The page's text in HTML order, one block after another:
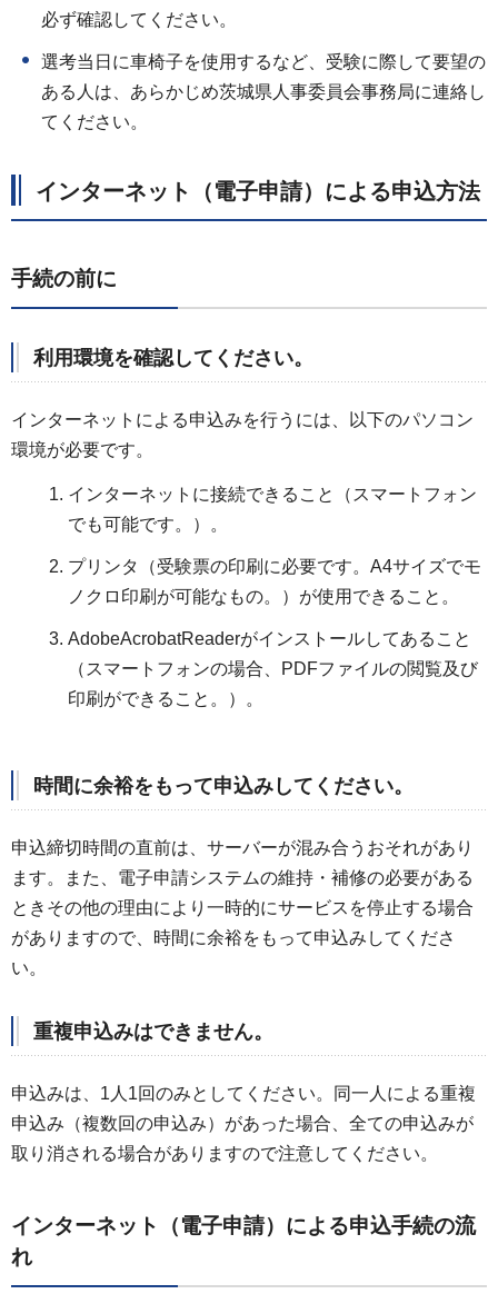
必ず確認してください。
選考当日に車椅子を使用するなど、受験に際して要望の
ある人は、あらかじめ茨城県人事委員会事務局に連絡し
てください。
インターネット（電子申請）による申込方法
手続の前に
利用環境を確認してください。
インターネットによる申込みを行うには、以下のパソコン
環境が必要です。
インターネットに接続できること（スマートフォン
でも可能です。）。
プリンタ（受験票の印刷に必要です。A4サイズでモ
ノクロ印刷が可能なもの。）が使用できること。
AdobeAcrobatReaderがインストールしてあること
（スマートフォンの場合、PDFファイルの閲覧及び
印刷ができること。）。
時間に余裕をもって申込みしてください。
申込締切時間の直前は、サーバーが混み合うおそれがあり
ます。また、電子申請システムの維持・補修の必要がある
ときその他の理由により一時的にサービスを停止する場合
がありますので、時間に余裕をもって申込みしてくださ
い。
重複申込みはできません。
申込みは、1人1回のみとしてください。同一人による重複
申込み（複数回の申込み）があった場合、全ての申込みが
取り消される場合がありますので注意してください。
インターネット（電子申請）による申込手続の流
れ